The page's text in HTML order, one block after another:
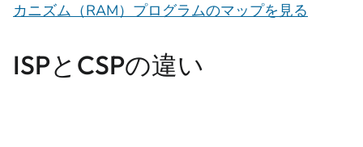
カニズム（RAM）プログラムのマップを見る
ISPとCSPの違い